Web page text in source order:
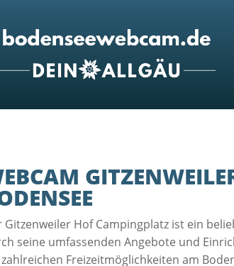
Gitzenweiler Hof Campingplatz ist ein
seine umfassenden Angebote und
Freizeitmöglichkeiten am